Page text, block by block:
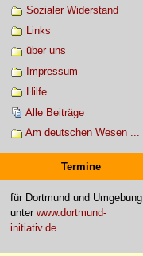
Sozialer Widerstand
Links
über uns
Impressum
Hilfe
Alle Beiträge
Am deutschen Wesen ...
Termine
für Dortmund und Umgebung
unter www.dortmund-
initiativ.de